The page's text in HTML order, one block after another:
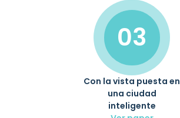
03
Con la vista puesta en
una ciudad
inteligente